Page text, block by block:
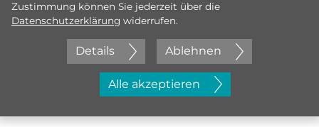
Jetzt initiativ bewerben
Zustimmung können Sie jederzeit über die
Datenschutzerklärung widerrufen.
Details Ablehnen
Alle akzeptieren